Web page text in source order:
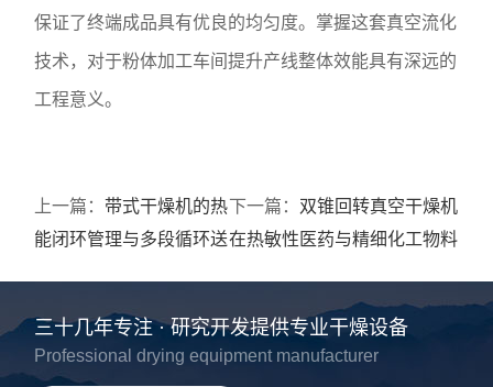
保证了终端成品具有优良的均匀度。掌握这套真空流化
技术，对于粉体加工车间提升产线整体效能具有深远的
工程意义。
上一篇：带式干燥机的热
能闭环管理与多段循环送
下一篇： 双锥回转真空干燥机
在热敏性医药与精细化工物料
三十几年专注 · 研究开发提供专业干燥设备
Professional drying equipment manufacturer